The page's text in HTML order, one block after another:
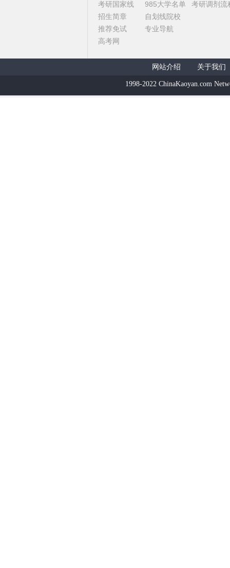
考研国家线
招生简章
推荐免试
高考网
985大学名单
自划线院校
专业导航
考研调剂流
网站介绍 关于我们
1998-2022 ChinaKaoyan.com